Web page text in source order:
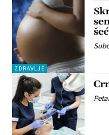
ZDRAVLJE